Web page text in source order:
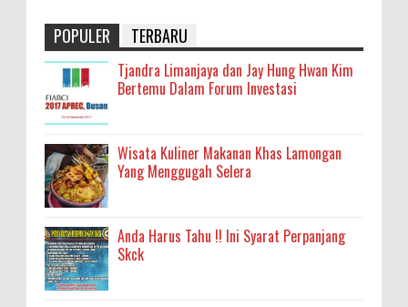
POPULER TERBARU
Tjandra Limanjaya dan Jay Hung Hwan Kim
Bertemu Dalam Forum Investasi
Wisata Kuliner Makanan Khas Lamongan
Yang Menggugah Selera
Anda Harus Tahu !! Ini Syarat Perpanjang
Skck